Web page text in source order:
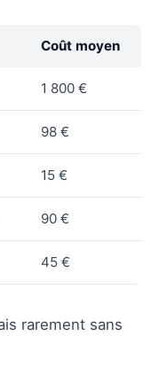
Coût moyen
1 800 €
98 €
15 €
90 €
45 €
rarement sans